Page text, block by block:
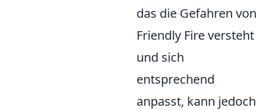
das die Gefahren von
Friendly Fire versteht
und sich
entsprechend
anpasst, kann jedoch